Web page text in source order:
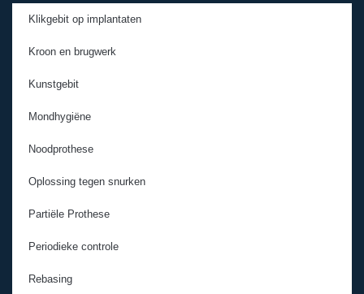
Klikgebit op implantaten
Kroon en brugwerk
Kunstgebit
Mondhygiëne
Noodprothese
Oplossing tegen snurken
Partiële Prothese
Periodieke controle
Rebasing